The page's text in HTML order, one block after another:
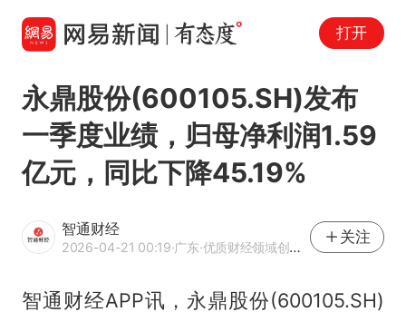
打开
永鼎股份(600105.SH)发布
一季度业绩，归母净利润1.59
亿元，同比下降45.19%
智通财经
2026-04-21 00:19·广东·优质财经领域创作者
关注
智通财经APP讯，永鼎股份(600105.SH)